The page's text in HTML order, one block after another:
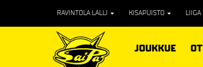
RAVINTOLA LALLI KISAPUISTO LIIGA
JOUKKUE